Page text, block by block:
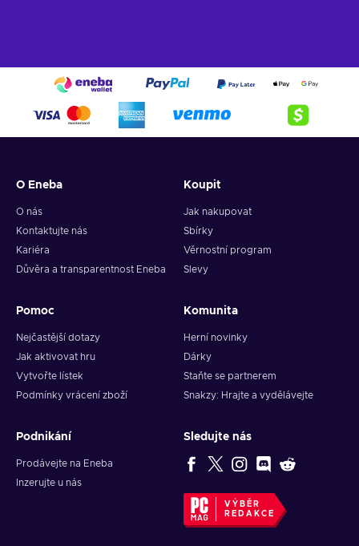
O Eneba
O nás
Kontaktujte nás
Kariéra
Důvěra a transparentnost Eneba
Koupit
Jak nakupovat
Sbírky
Věrnostní program
Slevy
Pomoc
Nejčastější dotazy
Jak aktivovat hru
Vytvořte lístek
Podmínky vrácení zboží
Komunita
Herní novinky
Dárky
Staňte se partnerem
Snakzy: Hrajte a vydělávejte
Podnikání
Prodávejte na Eneba
Inzerujte u nás
Sledujte nás
VÝBĚR
REDAKCE